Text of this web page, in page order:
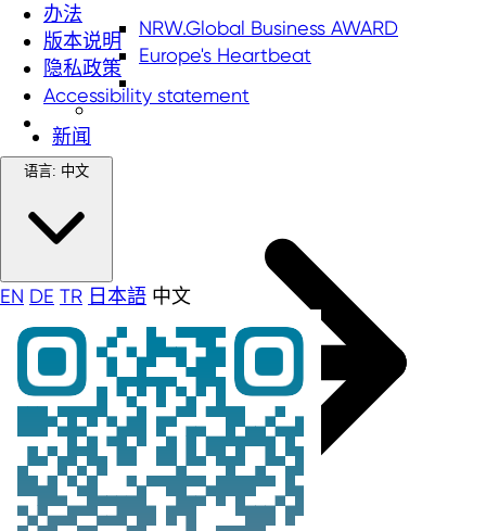
NRW.Global Business AWARD
Europe's Heartbeat
新闻
办法
版本说明
隐私政策
Accessibility statement
语言: 中文
EN DE TR 日本語 中文